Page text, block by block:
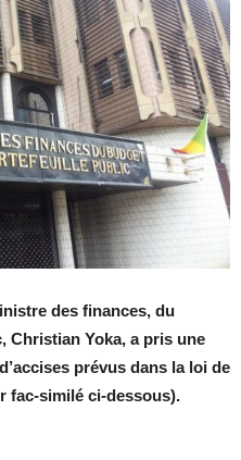
des finances, du
Christian Yoka, a pris une
prévus dans la loi de
fac-similé ci-dessous).